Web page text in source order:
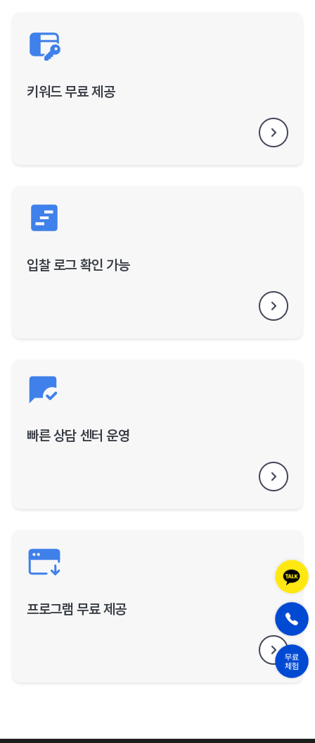
키워드 무료 제공
입찰 로그 확인 가능
빠른 상담 센터 운영
프로그램 무료 제공